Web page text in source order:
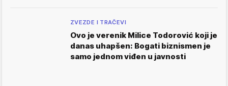
ZVEZDE I TRAČEVI
Ovo je verenik Milice Todorović koji je
danas uhapšen: Bogati biznismen je
samo jednom viđen u javnosti